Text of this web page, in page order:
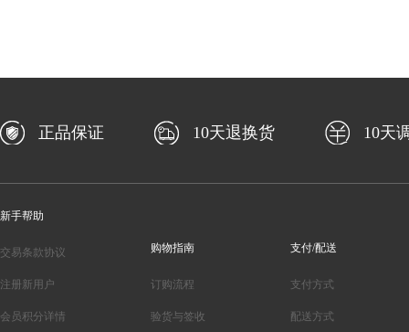
正品保证 10天退换货 10天
新手帮助
交易条款协议
注册新用户
会员积分详情
购物指南
订购流程
验货与签收
支付/配送
支付方式
配送方式